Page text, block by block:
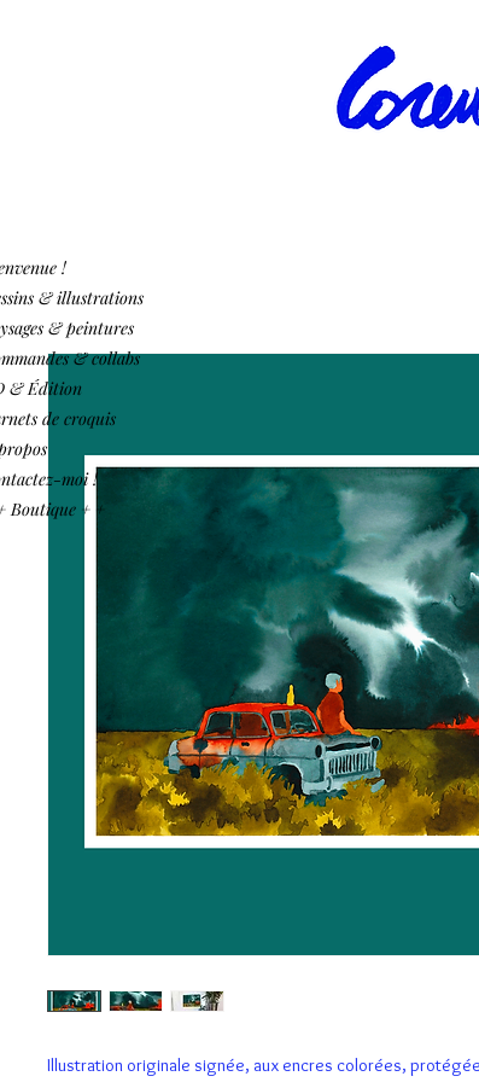
!
& illustrations
& peintures
& collabs
& Édition
de croquis
moi !
Boutique + +
Illustration originale signée, aux encres colorées,